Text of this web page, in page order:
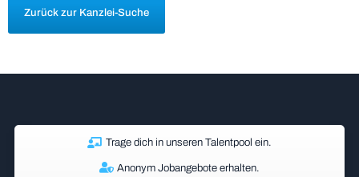
Zurück zur Kanzlei-Suche
Trage dich in unseren Talentpool ein.
Anonym Jobangebote erhalten.